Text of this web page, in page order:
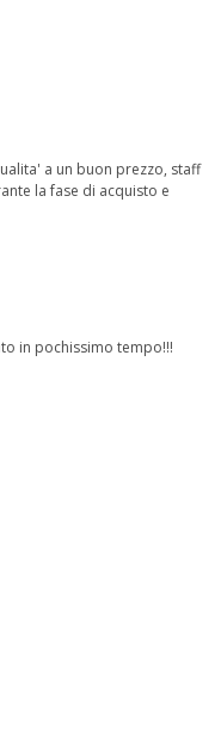
a un buon prezzo, staff
la fase di acquisto e
in pochissimo tempo!!!